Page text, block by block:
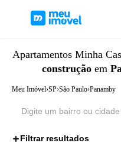
Apartamentos Minha
construção em
Meu Imóvel›SP›São Paulo›Panamby
Filtrar resultados